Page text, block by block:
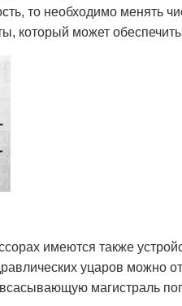
то необходимо менять
который может
имеются также
уцаров можно
магистраль